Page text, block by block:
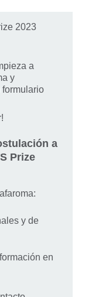
2023
a
y
a
Prize
y de
en